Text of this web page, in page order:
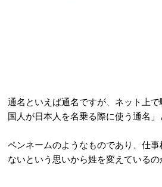
通名といえば通名ですが、ネット上
国人が日本人を名乗る際に使う通名」
ペンネームのようなものであり、仕事
ないという思いから姓を変えているの